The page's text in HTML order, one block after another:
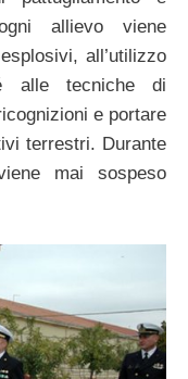
allievo viene
all’utilizzo
alle tecniche di
e portare
terrestri. Durante
mai sospeso